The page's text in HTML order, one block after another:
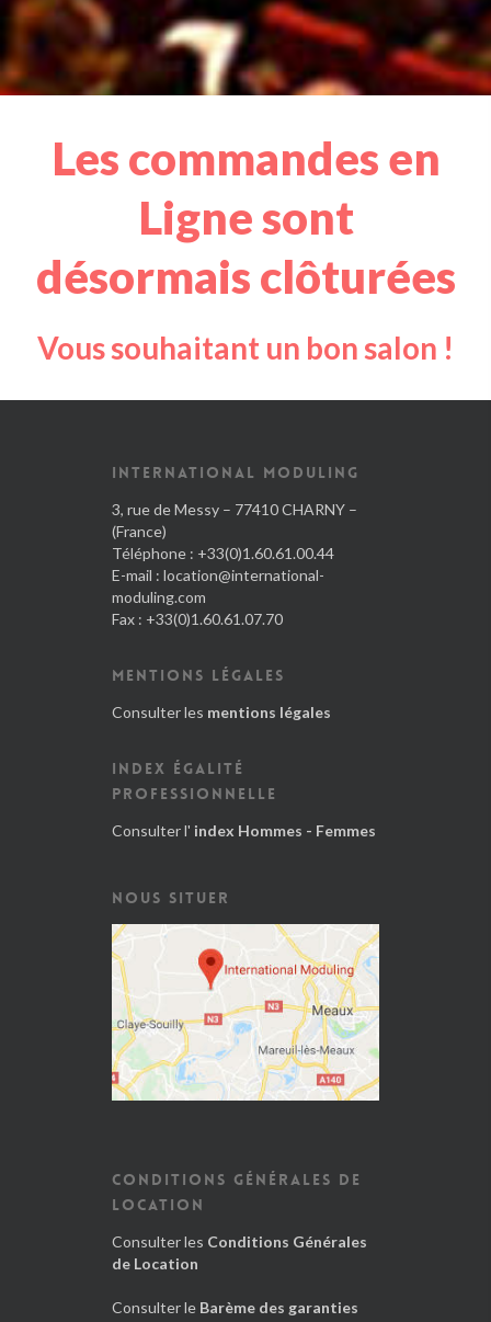
Les commandes en
Ligne sont
désormais clôturées
Vous souhaitant un bon salon !
INTERNATIONAL MODULING
3, rue de Messy – 77410 CHARNY –
(France)
Téléphone : +33(0)1.60.61.00.44
E-mail : location@international-
moduling.com
Fax : +33(0)1.60.61.07.70
MENTIONS LÉGALES
Consulter les mentions légales
INDEX ÉGALITÉ
PROFESSIONNELLE
Consulter l' index Hommes - Femmes
NOUS SITUER
CONDITIONS GÉNÉRALES DE
LOCATION
Consulter les Conditions Générales
de Location
Consulter le Barème des garanties